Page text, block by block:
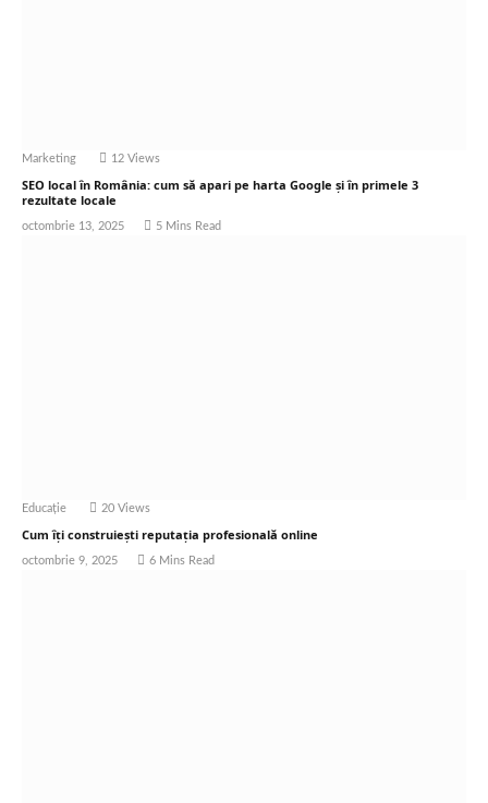
Marketing 12 Views
SEO local în România: cum să apari pe harta Google și în primele 3
rezultate locale
octombrie 13, 2025 5 Mins Read
Educație 20 Views
Cum îți construiești reputația profesională online
octombrie 9, 2025 6 Mins Read